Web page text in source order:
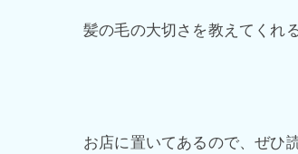
髪の毛の大切さを教えてくれ
お店に置いてあるので、ぜひ